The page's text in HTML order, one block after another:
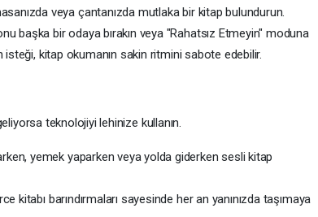
veya çantanızda mutlaka bir kitap bulundurun.
başka bir odaya bırakın veya "Rahatsız Etmeyin" moduna
isteği, kitap okumanın sakin ritmini sabote edebilir.
teknolojiyi lehinize kullanın.
yemek yaparken veya yolda giderken sesli kitap
kitabı barındırmaları sayesinde her an yanınızda taşımaya